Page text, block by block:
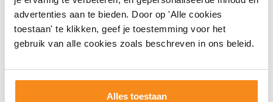
advertenties aan te bieden. Door op 'Alle cookies
toestaan' te klikken, geef je toestemming voor het
gebruik van alle cookies zoals beschreven in ons beleid.
Alles toestaan